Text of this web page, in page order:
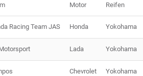
Motor Reifen
Racing Team JAS Honda Yokohama
Lada Yokohama
Chevrolet Yokohama